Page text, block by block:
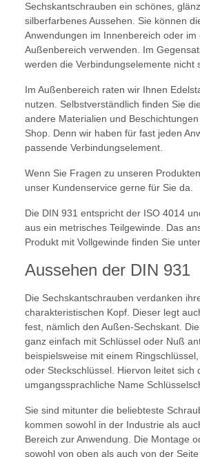
Sechskantschrauben ein schönes,
silberfarbenes Aussehen. Sie können
Anwendungen im Innenbereich oder im
Außenbereich verwenden. Im
werden die Verbindungselemente nicht
Im Außenbereich raten wir Ihnen
nutzen. Selbstverständlich finden Sie
andere Materialien und
Shop. Denn wir haben für fast jeden
passende Verbindungselement.
Wenn Sie Fragen zu unseren
unser Kundenservice gerne für Sie da.
Die DIN 931 entspricht der ISO 4014
aus ein metrisches Teilgewinde. Das
Produkt mit Vollgewinde finden Sie
Aussehen der DIN 931
Die Sechskantschrauben verdanken
charakteristischen Kopf. Dieser legt
fest, nämlich den Außen-Sechskant.
ganz einfach mit Schlüssel oder Nuß
beispielsweise mit einem
oder Steckschlüssel. Hiervon leitet sich
umgangssprachliche Name
Sie sind mitunter die beliebteste
kommen sowohl in der Industrie als
Bereich zur Anwendung. Die Montage
sowohl von oben als auch von der Seite